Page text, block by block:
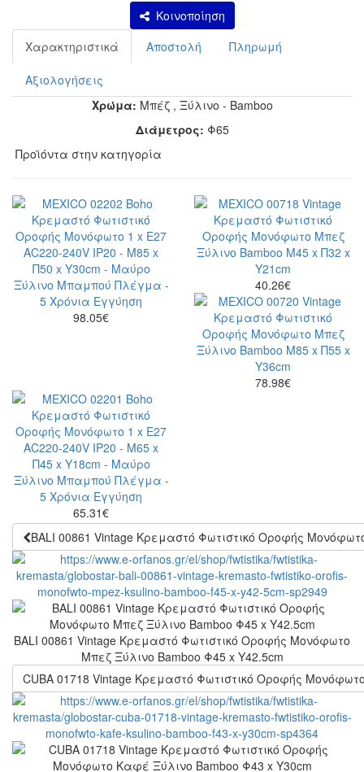
Κοινοποίηση
Χαρακτηριστικά
Αποστολή Πληρωμή
Αξιολογήσεις
Χρώμα: Μπέζ, Ξύλινο - Bamboo
Διάμετρος: Φ65
Προϊόντα στην κατηγορία
98.05€
40.26€
78.98€
65.31€
BALI 00861 Vintage Κρεμαστό Φωτιστικό Οροφής
BALI 00861 Vintage Κρεμαστό Φωτιστικό Οροφής Μονόφωτο
Μπεζ Ξύλινο Bamboo Φ45 x Y42.5cm
CUBA 01718 Vintage Κρεμαστό Φωτιστικό Οροφής